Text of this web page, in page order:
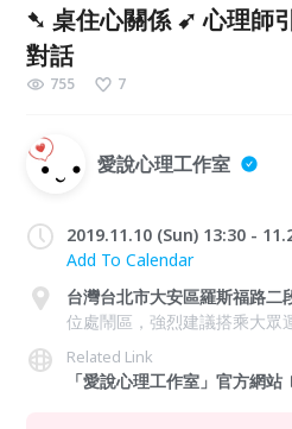
➷ 桌住心關係 ➹ 心理師
對話
755 7
愛說心理工作室
2019.11.10 (Sun) 13:30 -
Add To Calendar
台灣台北市大安區羅斯福路二
位處鬧區，強烈建議搭乘大眾
Related Link
「愛說心理工作室」官方網站